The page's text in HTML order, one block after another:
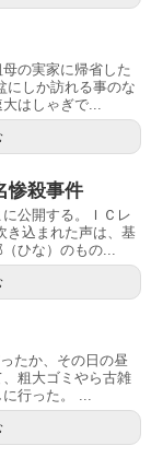
の実家に帰省した
にしか訪れる事のな
はしゃぎで...
惨殺事件
公開する。ＩＣレ
き込まれた声は、基
ひな）のもの...
たか、その日の昼
粗大ゴミやら古雑
行った。 ...